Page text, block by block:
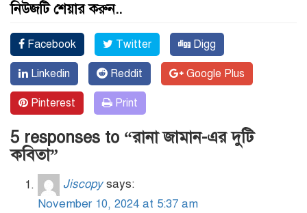
নিউজটি শেয়ার করুন..
Facebook Twitter Digg
Linkedin Reddit Google Plus
Pinterest Print
5 responses to “রানা জামান-এর দুটি
কবিতা”
Jiscopy says:
November 10, 2024 at 5:37 am